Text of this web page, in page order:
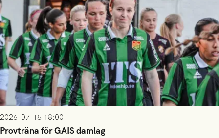
2026-07-15 18:00
Provträna för GAIS damlag